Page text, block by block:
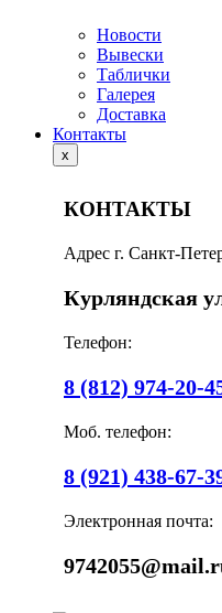
Новости
Вывески
Таблички
Галерея
Доставка
Контакты
x
КОНТАКТЫ
Адрес г. Санкт-
Курляндская
Телефон:
8 (812) 974-20-
Моб. телефон:
8 (921) 438-67-
Электронная почта: